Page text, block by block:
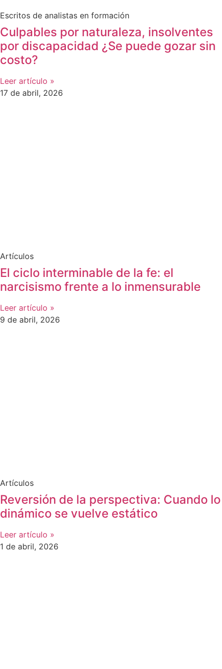
Escritos de analistas en formación
Culpables por naturaleza, insolventes
por discapacidad ¿Se puede gozar sin
costo?
Leer artículo »
17 de abril, 2026
Artículos
El ciclo interminable de la fe: el
narcisismo frente a lo inmensurable
Leer artículo »
9 de abril, 2026
Artículos
Reversión de la perspectiva: Cuando lo
dinámico se vuelve estático
Leer artículo »
1 de abril, 2026